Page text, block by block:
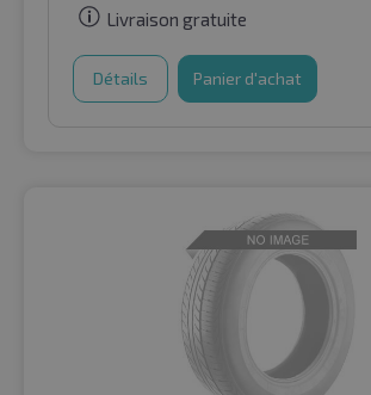
Livraison gratuite
Détails Panier d'achat